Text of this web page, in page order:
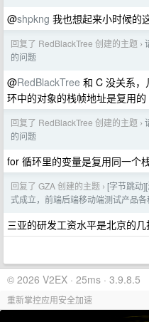
@shpkng 我也想起来小时候的
回复了 RedBlackTree 创建的主题 ›
的问题
@RedBlackTree 和 C 没关系
环中的对象的栈帧地址是复用的
回复了 RedBlackTree 创建的主题 ›
的问题
for 循环里的变量是复用同一个
回复了 GZA 创建的主题 › [字节跳动
式成立，前端后端移动端测试产品
三亚的研发工资水平是北京的几
© 2026 V2EX · 25ms · 3.9.8.5
重新掌控应用安全加速